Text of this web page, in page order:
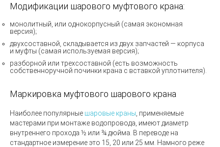
Модификации шарового муфтового крана:
монолитный, или однокорпусный (самая экономная
версия);
двухсоставной, складывается из двух запчастей — корпуса
и муфты (самая используемая версия);
разборной или трехсоставной (есть возможность
собственноручной починки крана с вставкой уплотнителя).
Маркировка муфтового шарового крана
Наиболее популярные шаровые краны , применяемые
мастерами при монтаже водопровода, имеют диаметр
внутреннего прохода ½ или ¾ дюйма. В переводе на
стандартное измерение это 15, 20 или 25 мм. Намного реже